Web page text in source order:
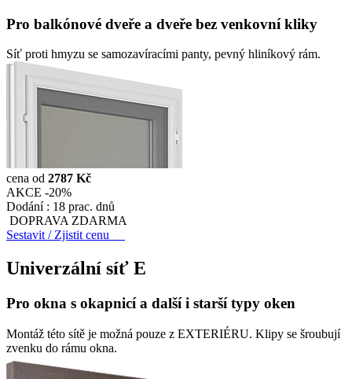
Pro balkónové dveře a dveře bez venkovní kliky
Síť proti hmyzu se samozavíracími panty, pevný hliníkový rám.
cena od 2787 Kč
AKCE -20%
Dodání : 18 prac. dnů
DOPRAVA ZDARMA
Sestavit / Zjistit cenu
Univerzální síť E
Pro okna s okapnicí a další i starší typy oken
Montáž této sítě je možná pouze z EXTERIÉRU. Klipy se šroubují
zvenku do rámu okna.